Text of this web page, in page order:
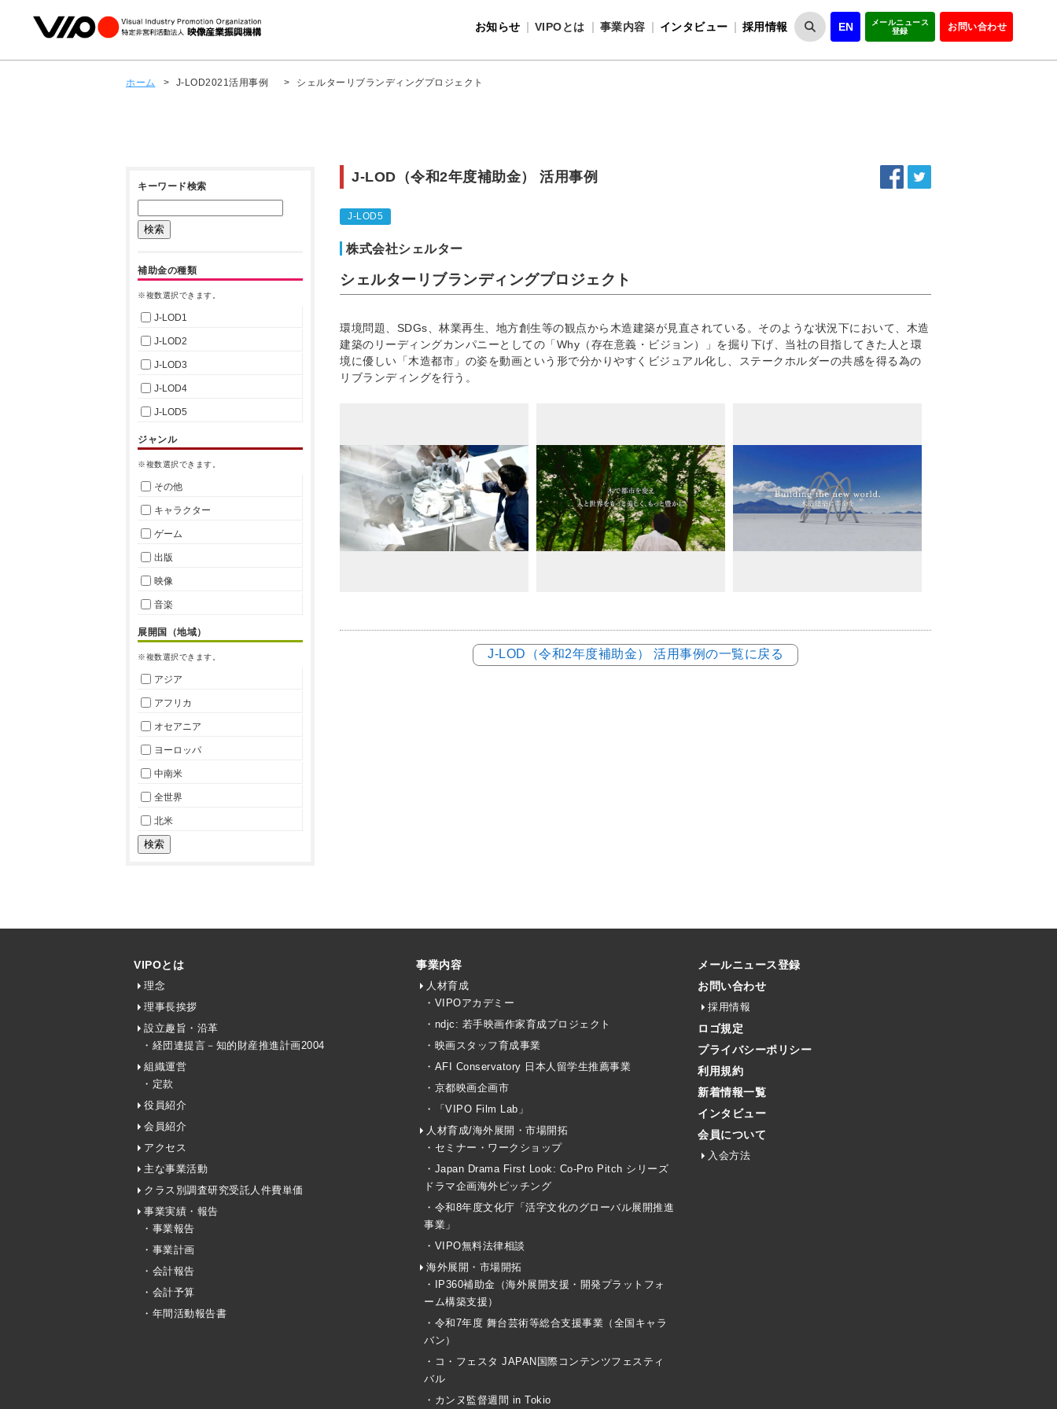
お知らせ VIPOとは
VIPOとは
事業内容
インタビュー 採用情報 EN
メールニュース
登録
お問い合わせ
ホーム > J-LOD2021活用事例 > シェルターリブランディングプロジェクト
J-LOD（令和2年度補助金） 活用事例
J-LOD5
株式会社シェルター
シェルターリブランディングプロジェクト
環境問題、SDGs、林業再生、地方創生等の観点から木造建築が見直されている。そのような状況下において、木造
建築のリーディングカンパニーとしての「Why（存在意義・ビジョン）」を掘り下げ、当社の目指してきた人と環
境に優しい「木造都市」の姿を動画という形で分かりやすくビジュアル化し、ステークホルダーの共感を得る為の
リブランディングを行う。
J-LOD（令和2年度補助金） 活用事例の一覧に戻る
キーワード検索
補助金の種類
※複数選択できます。
J-LOD1
J-LOD2
J-LOD3
J-LOD4
J-LOD5
ジャンル
※複数選択できます。
その他
キャラクター
ゲーム
出版
映像
音楽
展開国（地域）
※複数選択できます。
アジア
アフリカ
オセアニア
ヨーロッパ
中南米
全世界
北米
VIPOとは
理念
理事長挨拶
設立趣旨・沿革
・経団連提言－知的財産推進計画2004
組織運営
・定款
役員紹介
会員紹介
アクセス
主な事業活動
クラス別調査研究受託人件費単価
事業実績・報告
・事業報告
・事業計画
・会計報告
・会計予算
・年間活動報告書
事業内容
人材育成
・VIPOアカデミー
・ndjc: 若手映画作家育成プロジェクト
・映画スタッフ育成事業
・AFI Conservatory 日本人留学生推薦事業
・京都映画企画市
・「VIPO Film Lab」
人材育成/海外展開・市場開拓
・セミナー・ワークショップ
・Japan Drama First Look: Co-Pro Pitch シリーズ
ドラマ企画海外ピッチング
・令和8年度文化庁「活字文化のグローバル展開推進
事業」
・VIPO無料法律相談
海外展開・市場開拓
・IP360補助金（海外展開支援・開発プラットフォ
ーム構築支援）
・令和7年度 舞台芸術等総合支援事業（全国キャラ
バン）
・コ・フェスタ JAPAN国際コンテンツフェスティ
バル
・カンヌ監督週間 in Tokio
メールニュース登録
お問い合わせ
採用情報
ロゴ規定
プライバシーポリシー
利用規約
新着情報一覧
インタビュー
会員について
入会方法